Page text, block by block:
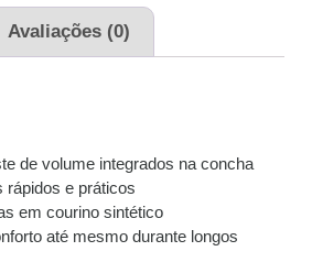
com
R$421,08
Avaliações (0)
de volume integrados na concha
rápidos e práticos
em courino sintético
até mesmo durante longos